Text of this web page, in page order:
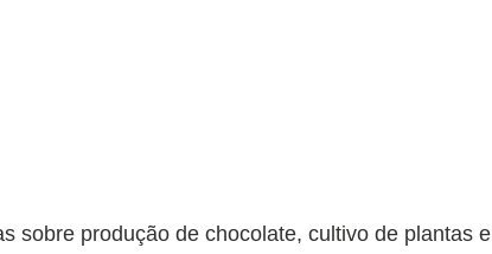
sobre produção de chocolate, cultivo de plantas e